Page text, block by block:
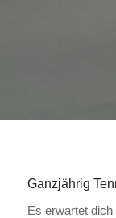
Ganzjährig
Es erwartet dich